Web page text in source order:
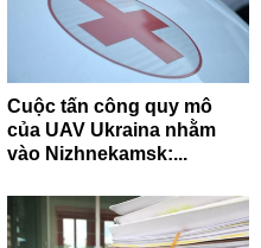
Cuộc tấn công quy mô
của UAV Ukraina nhằm
vào Nizhnekamsk:...